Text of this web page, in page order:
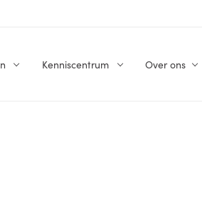
Kenniscentrum Over ons